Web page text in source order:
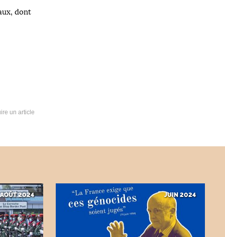
dont
un article
AOÛT 2024 JUIN 2024